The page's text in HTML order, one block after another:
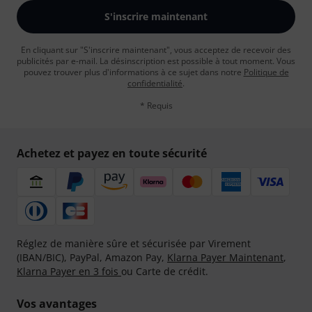
S'inscrire maintenant
En cliquant sur "S'inscrire maintenant", vous acceptez de recevoir des
publicités par e-mail. La désinscription est possible à tout moment. Vous
pouvez trouver plus d'informations à ce sujet dans notre Politique de
confidentialité.
* Requis
Achetez et payez en toute sécurité
Réglez de manière sûre et sécurisée par Virement
(IBAN/BIC), PayPal, Amazon Pay, Klarna Payer Maintenant,
Klarna Payer en 3 fois ou Carte de crédit.
Vos avantages